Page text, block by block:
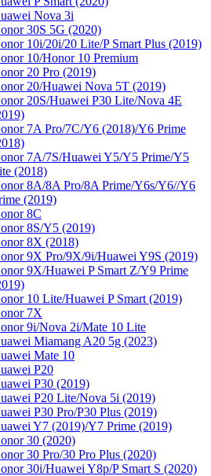
Nova 3i
30S 5G (2020)
10i/20i/20 Lite/P Smart Plus (2019)
10/Honor 10 Premium
20 Pro (2019)
20/Huawei Nova 5T (2019)
20S/Huawei P30 Lite/Nova 4E
7A Pro/7C/Y6 (2018)/Y6 Prime
7A/7S/Huawei Y5/Y5 Prime/Y5
(2018)
8A/8A Pro/8A Prime/Y6s/Y6//Y6
(2019)
8C
8S/Y5 (2019)
8X (2018)
9X Pro/9X/9i/Huawei Y9S (2019)
9X/Huawei P Smart Z/Y9 Prime
10 Lite/Huawei P Smart (2019)
7X
9i/Nova 2i/Mate 10 Lite
Miamang A20 5g (2023)
Mate 10
P20
P30 (2019)
P20 Lite/Nova 5i (2019)
P30 Pro/P30 Plus (2019)
Y7 (2019)/Y7 Prime (2019)
30 (2020)
30 Pro/30 Pro Plus (2020)
30i/Huawei Y8p/P Smart S (2020)